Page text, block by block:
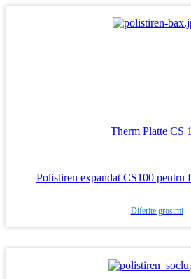
Therm Platte CS
Polistiren expandat CS100 pentru
Diferite grosimi